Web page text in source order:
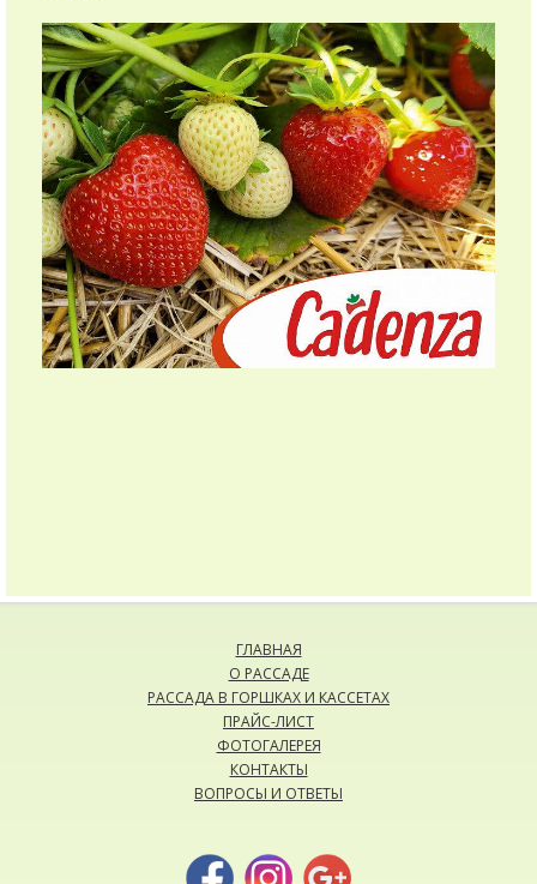
ГЛАВНАЯ
О РАССАДЕ
РАССАДА В ГОРШКАХ И КАССЕТАХ
ПРАЙС-ЛИСТ
ФОТОГАЛЕРЕЯ
КОНТАКТЫ
ВОПРОСЫ И ОТВЕТЫ